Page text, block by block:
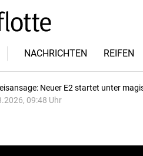
NACHRICHTEN REIFEN
Neuer E2 startet unter
09:48 Uhr